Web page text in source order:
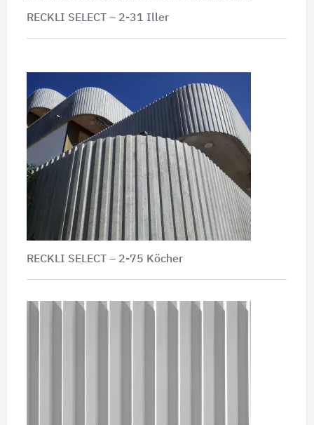
RECKLI SELECT – 2-31 Iller
RECKLI SELECT – 2-75 Köcher